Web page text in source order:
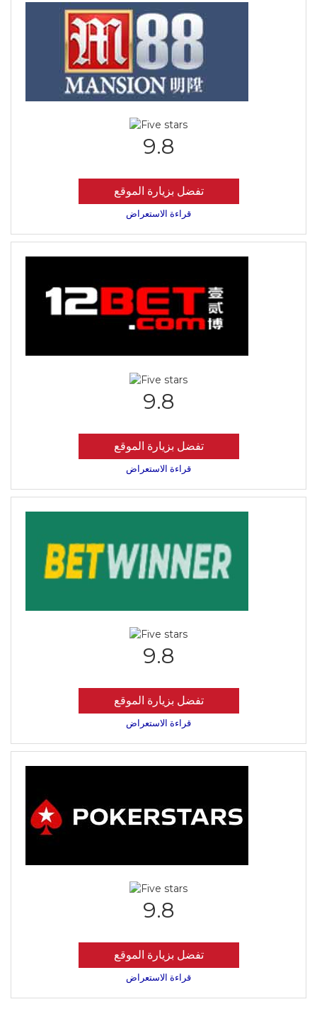
9.8
تفضل بزيارة الموقع
قراءة الاستعراض
9.8
تفضل بزيارة الموقع
قراءة الاستعراض
9.8
تفضل بزيارة الموقع
قراءة الاستعراض
9.8
تفضل بزيارة الموقع
قراءة الاستعراض